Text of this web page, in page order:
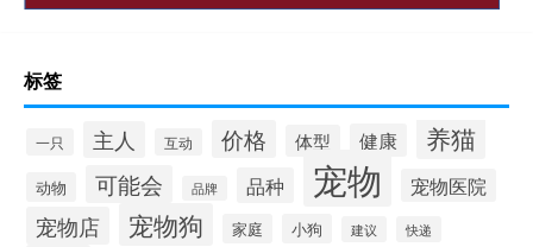
标签
一只 主人 互动 价格 体型 健康 养猫
动物 可能会 品牌 品种 宠物 宠物医院
宠物店 宠物狗 家庭 小狗 建议 快递